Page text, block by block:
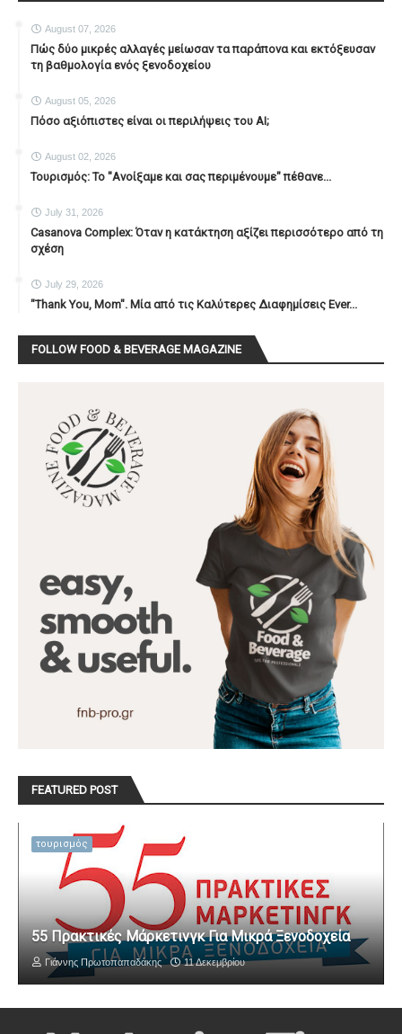
August 07, 2026
Πώς δύο μικρές αλλαγές μείωσαν τα παράπονα και εκτόξευσαν
τη βαθμολογία ενός ξενοδοχείου
August 05, 2026
Πόσο αξιόπιστες είναι οι περιλήψεις του ΑΙ;
August 02, 2026
Τουρισμός: Το "Ανοίξαμε και σας περιμένουμε" πέθανε...
July 31, 2026
Casanova Complex: Όταν η κατάκτηση αξίζει περισσότερο από τη
σχέση
July 29, 2026
"Thank You, Mοm". Μία από τις Καλύτερες Διαφημίσεις Ever...
FOLLOW FOOD & BEVERAGE MAGAZINE
FEATURED POST
τουρισμός
55 Πρακτικές Μάρκετινγκ Για Μικρά Ξενοδοχεία
Γιάννης Πρωτοπαπαδάκης 11 Δεκεμβρίου